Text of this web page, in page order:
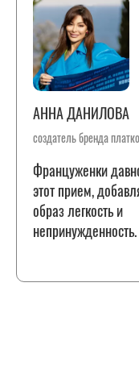
АННА ДАНИЛОВА
создатель бренда
Француженки
этот прием,
образ легкость и
непринужденность.